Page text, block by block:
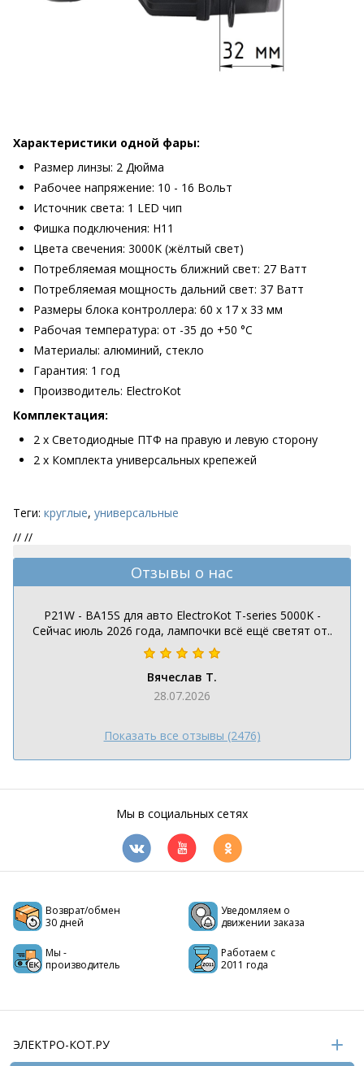
Характеристики одной фары:
Размер линзы: 2 Дюйма
Рабочее напряжение: 10 - 16 Вольт
Источник света: 1 LED чип
Фишка подключения: H11
Цвета свечения: 3000K (жёлтый свет)
Потребляемая мощность ближний свет: 27 Ватт
Потребляемая мощность дальний свет: 37 Ватт
Размеры блока контроллера: 60 х 17 х 33 мм
Рабочая температура: от -35 до +50 °C
Материалы: алюминий, стекло
Гарантия: 1 год
Производитель: ElectroKot
Комплектация:
2 х Светодиодные ПТФ на правую и левую сторону
2 х Комплекта универсальных крепежей
Теги: круглые, универсальные
// //
Отзывы о нас
P21W - BA15S для авто ElectroKot T-series 5000K -
Сейчас июль 2026 года, лампочки всё ещё светят от..
Вячеслав Т.
28.07.2026
Показать все отзывы (2476)
Мы в социальных сетях
Возврат/обмен
30 дней
Уведомляем о
движении заказа
Мы -
производитель
Работаем с
2011 года
ЭЛЕКТРО-КОТ.РУ